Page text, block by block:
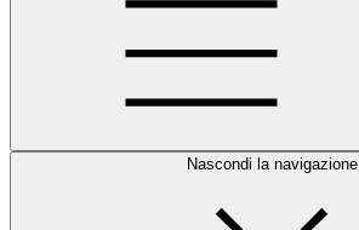
Nascondi la navigazione